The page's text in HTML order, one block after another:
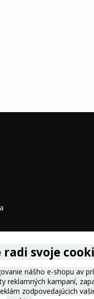
radi svoje
nášho e-shopu av
reklamných kampaní,
zodpovedajúcich